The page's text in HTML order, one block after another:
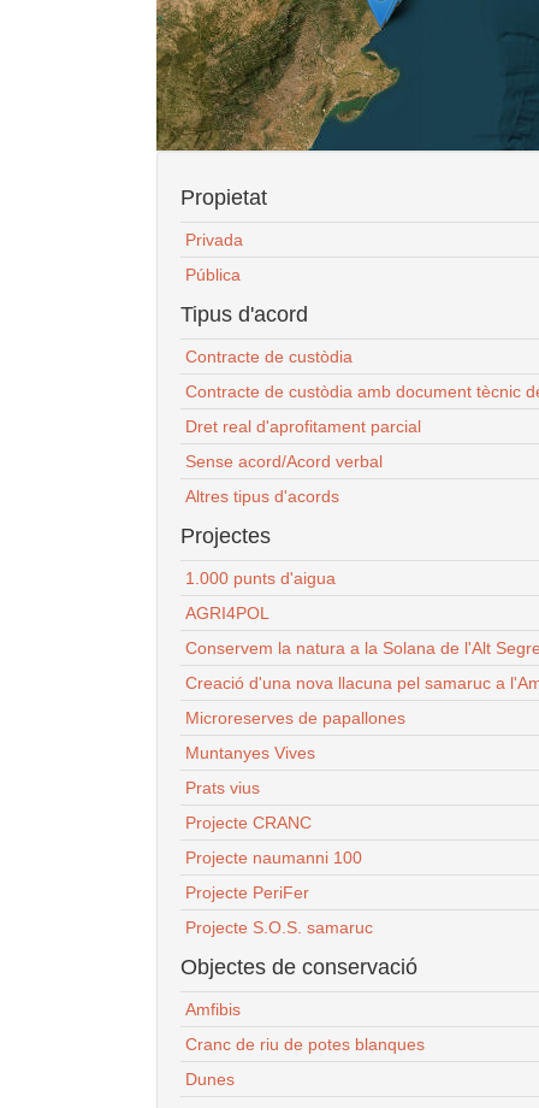
Propietat
Privada
Pública
Tipus d'acord
Contracte de custòdia
Contracte de custòdia amb document tècnic
Dret real d'aprofitament parcial
Sense acord/Acord verbal
Altres tipus d'acords
Projectes
1.000 punts d'aigua
AGRI4POL
Conservem la natura a la Solana de l'Alt
Creació d'una nova llacuna pel samaruc a
Microreserves de papallones
Muntanyes Vives
Prats vius
Projecte CRANC
Projecte naumanni 100
Projecte PeriFer
Projecte S.O.S. samaruc
Objectes de conservació
Amfibis
Cranc de riu de potes blanques
Dunes